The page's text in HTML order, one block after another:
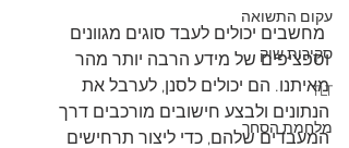
עקום התשואה
סקירות שוק
TLT
מלחמת הסחר
סוגים מגוונים
וספציפים של מידע הרבה יותר מהר
מאיתנו. הם יכולים לסנן, לערבל את
הנתונים ולבצע חישובים מורכבים דרך
המעבדים שלהם, כדי ליצור תרחישים